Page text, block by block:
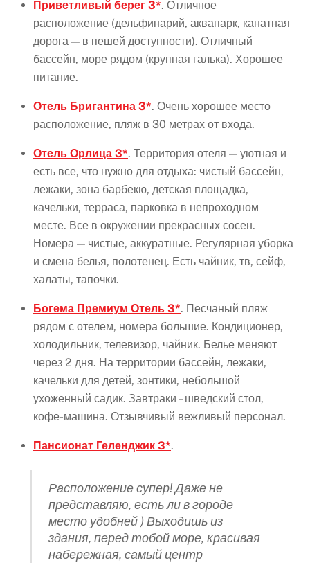
Приветливый берег 3*. Отличное
расположение (дельфинарий, аквапарк, канатная
дорога — в пешей доступности). Отличный
бассейн, море рядом (крупная галька). Хорошее
питание.
Отель Бригантина 3*. Очень хорошее место
расположение, пляж в 30 метрах от входа.
Отель Орлица 3*. Территория отеля — уютная и
есть все, что нужно для отдыха: чистый бассейн,
лежаки, зона барбекю, детская площадка,
качельки, терраса, парковка в непроходном
месте. Все в окружении прекрасных сосен.
Номера — чистые, аккуратные. Регулярная уборка
и смена белья, полотенец. Есть чайник, тв, сейф,
халаты, тапочки.
Богема Премиум Отель 3*. Песчаный пляж
рядом с отелем, номера большие. Кондиционер,
холодильник, телевизор, чайник. Белье меняют
через 2 дня. На территории бассейн, лежаки,
качельки для детей, зонтики, небольшой
ухоженный садик. Завтраки – шведский стол,
кофе-машина. Отзывчивый вежливый персонал.
Пансионат Геленджик 3*.
Расположение супер! Даже не
представляю, есть ли в городе
место удобней ) Выходишь из
здания, перед тобой море, красивая
набережная, самый центр